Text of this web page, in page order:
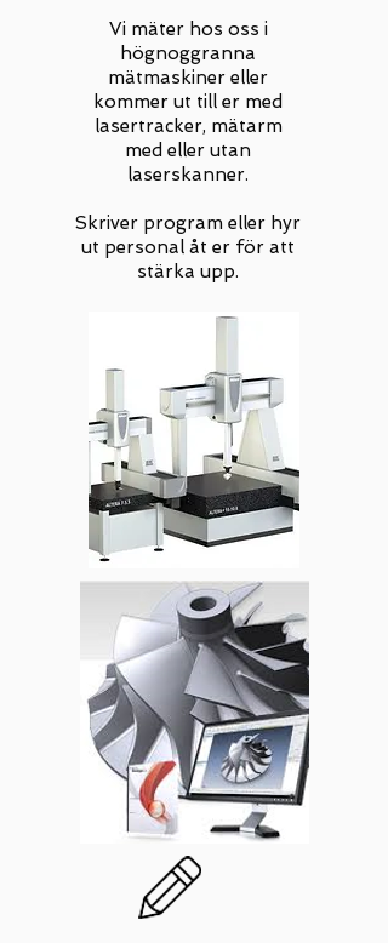
Låt oss utföra er revisionsmätning.
LK Scandinavia har mätmaskiner med
nogrannhet ner till 1,6mµ till ert
förfogande, flertalet olika laserkanners
finns också till förfogande för bästa
resultat.
Vi har även en lång erfarenhet av
uppdrag åt industrin i Sverige med
otaliga namnkunniga referenser.
Vi agerar inte bara kontrollstation, vi kan
även bistå med expertis inom
produktion o kvalitet.
Vi mäter hos oss i
högnoggranna
mätmaskiner eller
kommer ut till er med
lasertracker, mätarm
med eller utan
laserskanner.
Skriver program eller hyr
ut personal åt er för att
stärka upp.